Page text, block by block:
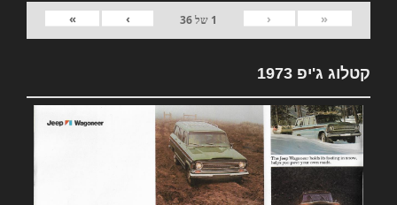
«
‹
1 של36
›
»
קטלוג ג'יפ 1973